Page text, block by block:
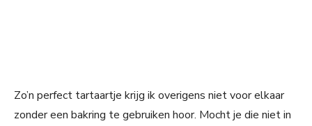
Zo’n perfect tartaartje krijg ik overigens niet voor elkaar
zonder een bakring te gebruiken hoor. Mocht je die niet in